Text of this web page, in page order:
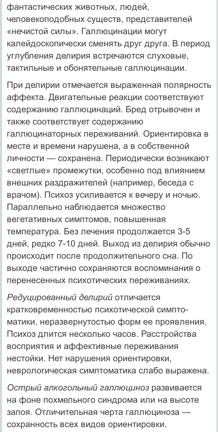
фантастических животных, людей,
человекоподобных существ, представителей
«нечистой силы». Галлюцинации могут
калейдоскопически сменять друг друга. В пери­од
углубления делирия встречаются слуховые,
тактильные и обонятельные галлюцинации.
При делирии отмечается выраженная полярность
аффекта. Двигательные реакции соответствуют
содержанию галлюцинаций. Бред отрывочен и
также соответствует со­держанию
галлюцинаторных переживаний. Ориентировка в
месте и времени нарушена, а в собственной
личности — сохранена. Периодически возникают
«светлые» промежут­ки, особенно под влиянием
внешних раздражителей (например, беседа с
врачом). Пси­хоз усиливается к вечеру и ночью.
Параллельно наблюдается множество
вегетативных симптомов, повышенная
температура. Без лечения продолжается 3-5
дней, редко 7-10 дней. Выход из делирия обычно
происходит после продолжительного сна. По
выходе частично сохраняются воспоминания о
перенесенных психотических переживаниях.
Редуцированный делирий отличается
кратковременностью психотической симпто­
матики, неразвернутостью форм ее проявления.
Психоз длится несколько часов. Рас­стройства
восприятия и аффективные переживания
нестойки. Нет нарушения ориенти­ровки,
неврологическая симптоматика слабо выражена.
Острый алкогольный галлюциноз развивается
на фоне похмельного синдрома или на высоте
запоя. Отличительная черта галлюциноза —
сохранность всех видов ориенти­ровки.